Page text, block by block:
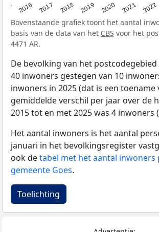
2016 2017 2018 2019 2020 2021 2022
Bovenstaande grafiek toont het aantal
basis van de data van het CBS voor het
4471 AR.
De bevolking van het postcodegebied
40 inwoners gestegen van 10
inwoners in 2025 (dat is een toename
gemiddelde verschil per jaar over de
2015 tot en met 2025 was 4 inwoners
Het aantal inwoners is het aantal
januari in het bevolkingsregister
ook detabel met het aantal
gemeente Goes.
Toelichting